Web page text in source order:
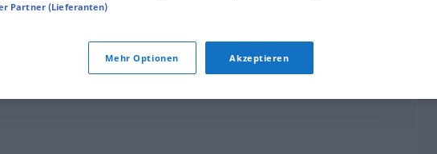
HeerMenge
Partner (Lieferanten)
Mehr Optionen Akzeptieren